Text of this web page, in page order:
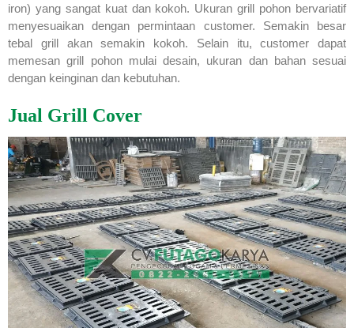
iron) yang sangat kuat dan kokoh. Ukuran grill pohon bervariatif
menyesuaikan dengan permintaan customer. Semakin besar
tebal grill akan semakin kokoh. Selain itu, customer dapat
memesan grill pohon mulai desain, ukuran dan bahan sesuai
dengan keinginan dan kebutuhan.
Jual Grill Cover